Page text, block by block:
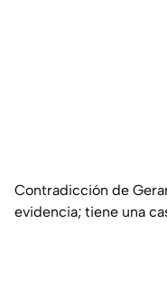
Contradicción de
evidencia; tiene una